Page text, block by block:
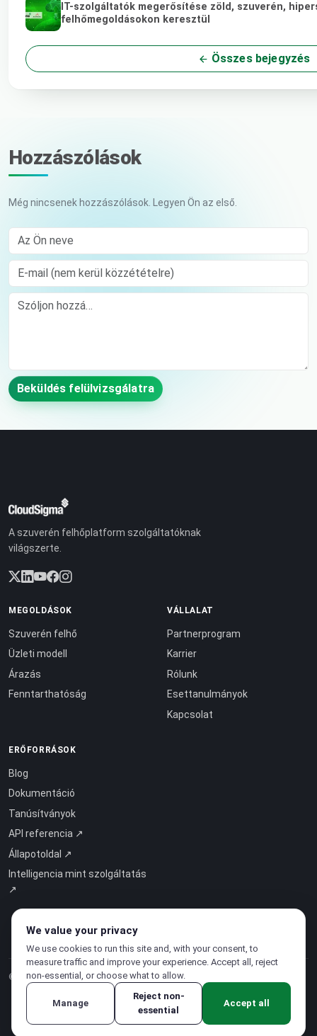
IT-szolgáltatók megerősítése zöld, szuverén,
felhőmegoldásokon keresztül
Összes bejegyzés
Hozzászólások
Még nincsenek hozzászólások. Legyen Ön az első.
Az Ön neve
E-mail (nem kerül közzétételre)
Comment
Beküldés felülvizsgálatra
A szuverén felhőplatform szolgáltatóknak
világszerte.
MEGOLDÁSOK
Szuverén felhő
Üzleti modell
Árazás
Fenntarthatóság
VÁLLALAT
Partnerprogram
Karrier
Rólunk
Esettanulmányok
Kapcsolat
ERŐFORRÁSOK
Blog
Dokumentáció
Tanúsítványok
API referencia ↗
Állapotoldal ↗
Intelligencia mint szolgáltatás
↗
© 2026 CloudSigma Holding AG.Minden jog fenntartva
Adatvédelmi irányelvek·Szolgáltatási feltételek
We value your privacy
We use cookies to run this site and, with your consent, to
measure traffic and improve your experience. Accept all, reject
non-essential, or choose what to allow.
Manage
Reject non-
essential
Accept all